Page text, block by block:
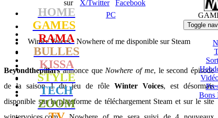
HOME
GAMES
RAMA
BULLES
KISSA
STYLE
TECH
ZOOM
Toggle
Bons
sur
X/Twitter
Facebook
PC
Winter Voices : Nowhere of me disponible sur Steam
Beyondthepillarsannonce que Nowhere of me, le second épisode
de la saison 1 du jeu de rôle Winter Voices, est désormais
disponible sur la plateforme de téléchargement Steam et sur le site